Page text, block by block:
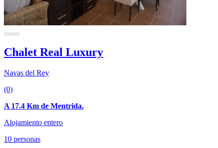
Chalet Real Luxury
Navas del Rey
(0)
A 17.4 Km de Mentrida.
Alojamiento entero
10 personas